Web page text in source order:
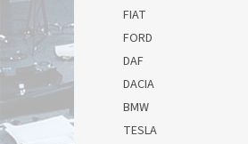
FIAT
FORD
DAF
DACIA
BMW
TESLA